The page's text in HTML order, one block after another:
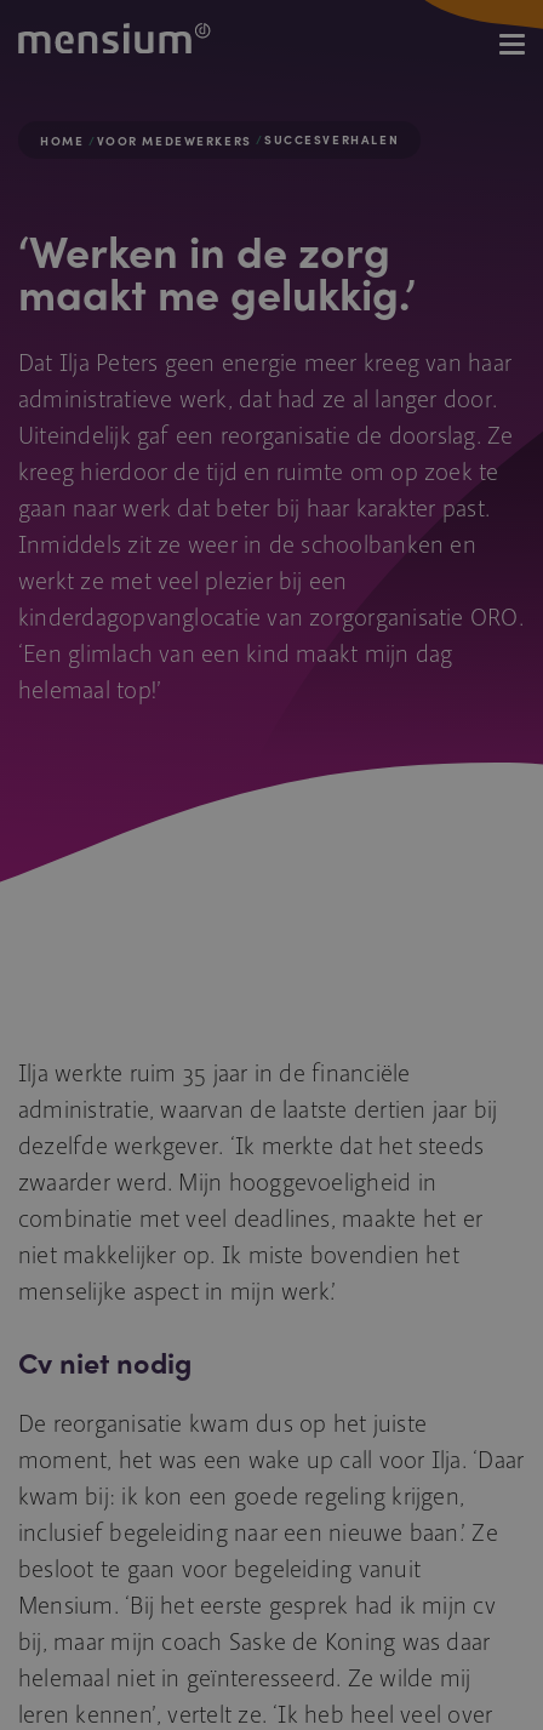
HOME VOOR MEDEWERKERS SUCCESVERHALEN
‘Werken in de zorg
maakt me gelukkig.’
Dat Ilja Peters geen energie meer kreeg van haar
administratieve werk, dat had ze al langer door.
Uiteindelijk gaf een reorganisatie de doorslag. Ze
kreeg hierdoor de tijd en ruimte om op zoek te
gaan naar werk dat beter bij haar karakter past.
Inmiddels zit ze weer in de schoolbanken en
werkt ze met veel plezier bij een
kinderdagopvanglocatie van zorgorganisatie ORO.
‘Een glimlach van een kind maakt mijn dag
helemaal top!’
Ilja werkte ruim 35 jaar in de financiële
administratie, waarvan de laatste dertien jaar bij
dezelfde werkgever. ‘Ik merkte dat het steeds
zwaarder werd. Mijn hooggevoeligheid in
combinatie met veel deadlines, maakte het er
niet makkelijker op. Ik miste bovendien het
menselijke aspect in mijn werk.’
Cv niet nodig
De reorganisatie kwam dus op het juiste
moment, het was een wake up call voor Ilja. ‘Daar
kwam bij: ik kon een goede regeling krijgen,
inclusief begeleiding naar een nieuwe baan.’ Ze
besloot te gaan voor begeleiding vanuit
Mensium. ‘Bij het eerste gesprek had ik mijn cv
bij, maar mijn coach Saske de Koning was daar
helemaal niet in geïnteresseerd. Ze wilde mij
leren kennen’, vertelt ze. ‘Ik heb heel veel over